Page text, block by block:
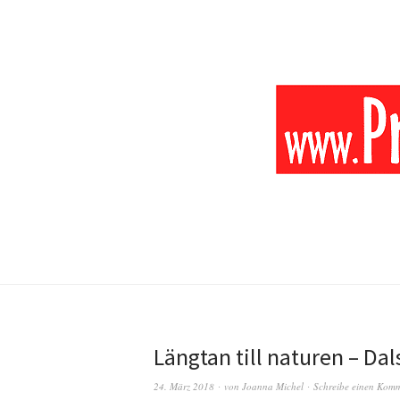
Längtan till naturen –
24. März 2018 von Joanna Michel Schreibe einen